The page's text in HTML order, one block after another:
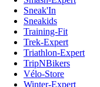
Sneak'In
Sneakids
Training-Fit
Trek-Expert
Triathlon-Expert
TripNBikers
Vélo-Store
Winter-Expert